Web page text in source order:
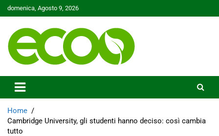
Skip
to
domenica, Agosto 9, 2026
Ecoo.it
Home
Cambridge University, gli studenti hanno deciso: così cambia
tutto